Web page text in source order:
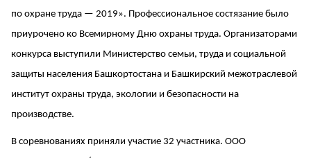
по охране труда — 2019». Профессиональное состязание было
приурочено ко Всемирному Дню охраны труда. Организаторами
конкурса выступили Министерство семьи, труда и социальной
защиты населения Башкортостана и Башкирский межотраслевой
институт охраны труда, экологии и безопасности на
производстве.
В соревнованиях приняли участие 32 участника. ООО